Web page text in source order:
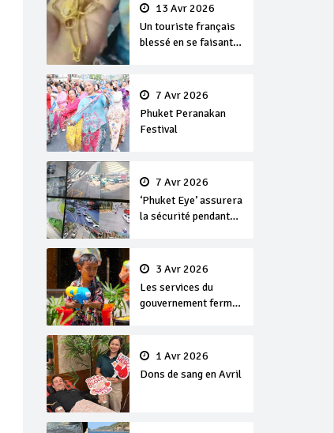
13 Avr 2026
Un touriste français
blessé en se faisant
7 Avr 2026
Phuket Peranakan
Festival
7 Avr 2026
‘Phuket Eye’ assurera
la sécurité pendant
3 Avr 2026
Les services du
gouvernement fermés
Songkran
1 Avr 2026
Dons de sang en Avril